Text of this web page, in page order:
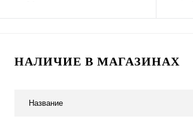
НАЛИЧИЕ В МАГАЗИНАХ
Название